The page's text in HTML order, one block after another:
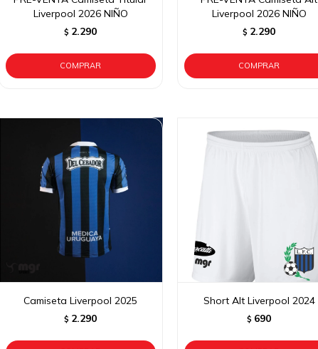
Liverpool 2026 NIÑO
$ 2.290
Liverpool 2026 NIÑO
$ 2.290
Camiseta Liverpool 2025
$ 2.290
Short Alt Liverpool 2024
$ 690